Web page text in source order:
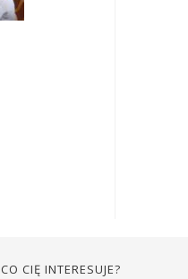
CO CIĘ INTERESUJE?